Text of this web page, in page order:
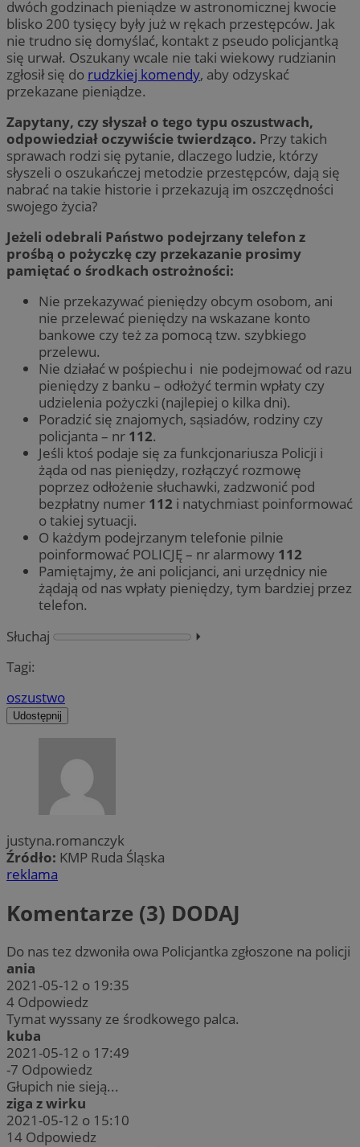
dwóch godzinach pieniądze w astronomicznej kwocie
blisko 200 tysięcy były już w rękach przestępców. Jak
nie trudno się domyślać, kontakt z pseudo policjantką
się urwał. Oszukany wcale nie taki wiekowy rudzianin
zgłosił się do rudzkiej komendy, aby odzyskać
przekazane pieniądze.
Zapytany, czy słyszał o tego typu oszustwach,
odpowiedział oczywiście twierdząco. Przy takich
sprawach rodzi się pytanie, dlaczego ludzie, którzy
słyszeli o oszukańczej metodzie przestępców, dają się
nabrać na takie historie i przekazują im oszczędności
swojego życia?
Jeżeli odebrali Państwo podejrzany telefon z
prośbą o pożyczkę czy przekazanie prosimy
pamiętać o środkach ostrożności:
Nie przekazywać pieniędzy obcym osobom, ani
nie przelewać pieniędzy na wskazane konto
bankowe czy też za pomocą tzw. szybkiego
przelewu.
Nie działać w pośpiechu i nie podejmować od razu
pieniędzy z banku – odłożyć termin wpłaty czy
udzielenia pożyczki (najlepiej o kilka dni).
Poradzić się znajomych, sąsiadów, rodziny czy
policjanta – nr 112.
Jeśli ktoś podaje się za funkcjonariusza Policji i
żąda od nas pieniędzy, rozłączyć rozmowę
poprzez odłożenie słuchawki, zadzwonić pod
bezpłatny numer 112 i natychmiast poinformować
o takiej sytuacji.
O każdym podejrzanym telefonie pilnie
poinformować POLICJĘ – nr alarmowy 112
Pamiętajmy, że ani policjanci, ani urzędnicy nie
żądają od nas wpłaty pieniędzy, tym bardziej przez
telefon.
Słuchaj
⏵︎
Tagi:
oszustwo
Udostępnij
justyna.romanczyk
Źródło: KMP Ruda Śląska
reklama
Komentarze (3) DODAJ
Do nas tez dzwoniła owa Policjantka zgłoszone na policji
ania
2021-05-12 o 19:35
4 Odpowiedz
Tymat wyssany ze środkowego palca.
kuba
2021-05-12 o 17:49
-7 Odpowiedz
Głupich nie sieją...
ziga z wirku
2021-05-12 o 15:10
14 Odpowiedz